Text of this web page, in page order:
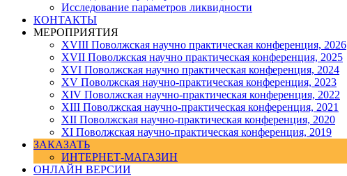
Исследование параметров ликвидности
КОНТАКТЫ
МЕРОПРИЯТИЯ
XVIII Поволжская научно практическая конференция, 2026
XVII Поволжская научно практическая конференция, 2025
XVI Поволжская научно практическая конференция, 2024
ХV Поволжская научно-практическая конференция, 2023
ХIV Поволжская научно-практическая конференция, 2022
ХIII Поволжская научно-практическая конференция, 2021
ХII Поволжская научно-практическая конференция, 2020
XI Поволжская научно-практическая конференция, 2019
ЗАКАЗАТЬ
ИНТЕРНЕТ-МАГАЗИН
ОНЛАЙН ВЕРСИИ